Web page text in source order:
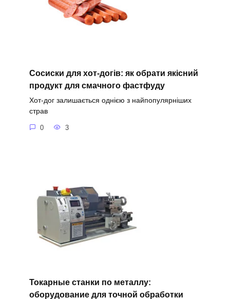
Сосиски для хот-догів: як обрати якісний
продукт для смачного фастфуду
Хот-дог залишається однією з найпопулярніших
страв
0 3
Токарные станки по металлу:
оборудование для точной обработки